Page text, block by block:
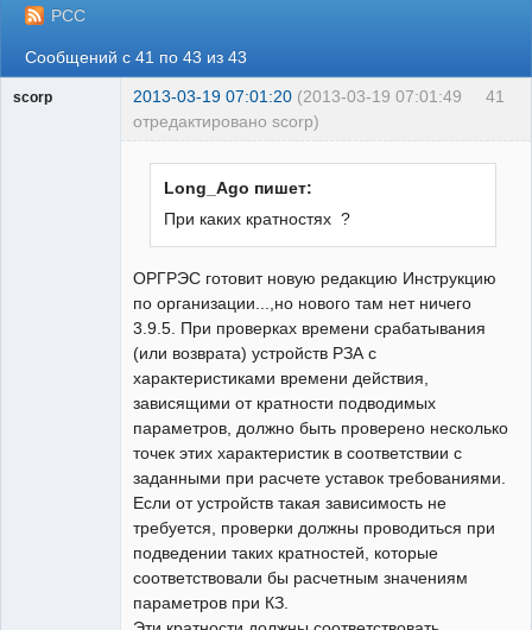
РСС
Сообщений с 41 по 43 из 43
41
scorp 2013-03-19 07:01:20 (2013-03-19 07:01:49
отредактировано scorp)
Long_Ago пишет:
При каких кратностях ?
ОРГРЭС готовит новую редакцию Инструкцию
по организации...,но нового там нет ничего
3.9.5. При проверках времени срабатывания
(или возврата) устройств РЗА с
характеристиками времени действия,
зависящими от кратности подводимых
параметров, должно быть проверено несколько
точек этих характеристик в соответствии с
заданными при расчете уставок требованиями.
Если от устройств такая зависимость не
требуется, проверки должны проводиться при
подведении таких кратностей, которые
соответствовали бы расчетным значениям
параметров при КЗ.